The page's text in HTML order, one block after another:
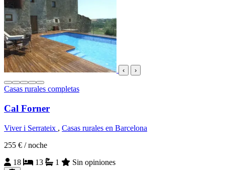
‹ ›
Casas rurales completas
Cal Forner
Viver i Serrateix , Casas rurales en Barcelona
255 € / noche
18
13 1 Sin opiniones